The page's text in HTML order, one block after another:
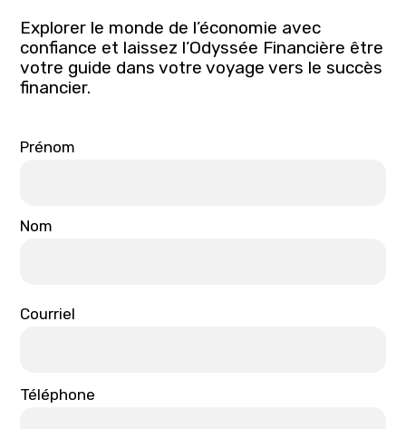
Explorer le monde de l’économie avec
confiance et laissez l’Odyssée Financière être
votre guide dans votre voyage vers le succès
financier.
Nom
Prénom
Nom
Courriel
Téléphone